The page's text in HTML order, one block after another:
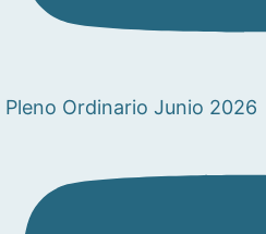
Pleno Ordinario Junio 2026